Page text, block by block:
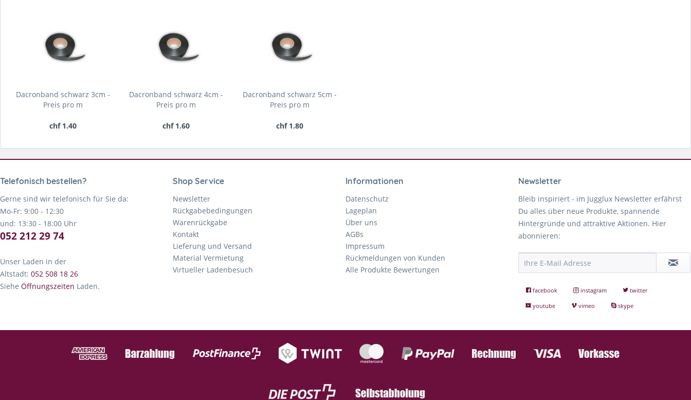
Dacronband schwarz 3cm -
Preis pro m
chf 1.40
Dacronband schwarz 4cm -
Preis pro m
chf 1.60
Dacronband schwarz 5cm -
Preis pro m
chf 1.80
Telefonisch bestellen?
Gerne sind wir telefonisch für Sie da:
Mo-Fr: 9:00 - 12:30
und: 13:30 - 18:00 Uhr
052 212 29 74
Unser Laden in der
Altstadt: 052 508 18 26
Siehe Öffnungszeiten Laden.
Shop Service
Newsletter
Rückgabebedingungen
Warenrückgabe
Kontakt
Lieferung und Versand
Material Vermietung
Virtueller Ladenbesuch
Informationen
Datenschutz
Lageplan
Über uns
AGBs
Impressum
Rückmeldungen von Kunden
Alle Produkte Bewertungen
Newsletter
Bleib inspiriert - im Jugglux Newsletter erfährst
Du alles über neue Produkte, spannende
Hintergründe und attraktive Aktionen. Hier
abonnieren:
facebook instagram
twitter
youtube
vimeo skype